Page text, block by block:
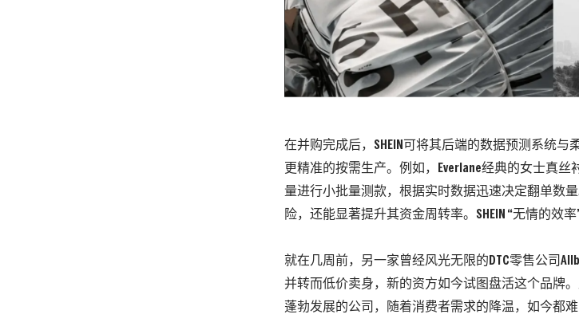
在并购完成后，SHEIN可将其后端的数据预测系统与
更精准的按需生产。例如，
Everlane经典的女士真丝
量进行小批量测款，根据实时数据迅速决定翻单数量
险，还能显著提升其资金周转率。SHEIN “无情的效
就在几周前，另一家曾经风光无限的DTC零售公司
并转而低价卖身，新的资方如今试图盘活这个品牌
蓬勃发展的公司，随着消费者需求的降温，如今都难